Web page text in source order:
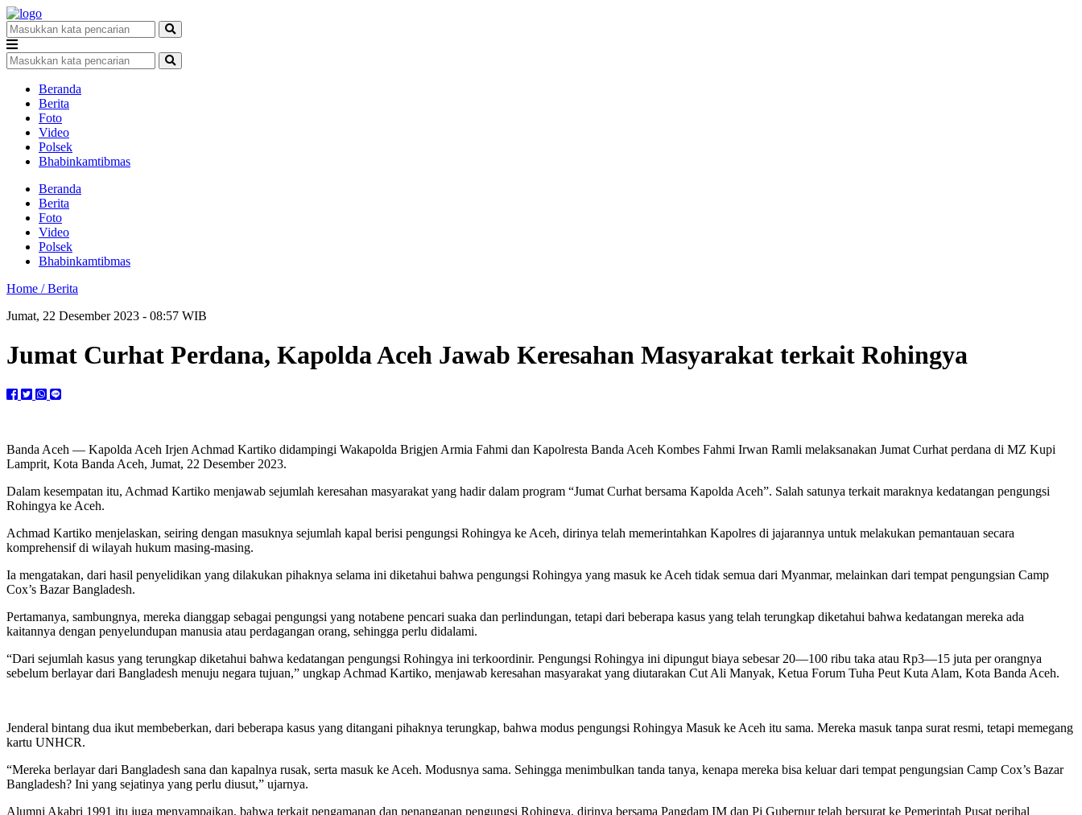
Beranda
Berita
Foto
Video
Polsek
Bhabinkamtibmas
Beranda
Berita
Foto
Video
Polsek
Bhabinkamtibmas
Home /Berita
Jumat, 22 Desember 2023 - 08:57 WIB
Jumat Curhat Perdana, Kapolda Aceh Jawab Keresahan Masyarakat terkait Rohingya
Banda Aceh — Kapolda Aceh Irjen Achmad Kartiko didampingi Wakapolda Brigjen Armia Fahmi dan Kapolresta Banda Aceh Kombes Fahmi Irwan Ramli melaksanakan Jumat Curhat perdana di MZ Kupi
Lamprit, Kota Banda Aceh, Jumat, 22 Desember 2023.
Dalam kesempatan itu, Achmad Kartiko menjawab sejumlah keresahan masyarakat yang hadir dalam program “Jumat Curhat bersama Kapolda Aceh”. Salah satunya terkait maraknya kedatangan pengungsi
Rohingya ke Aceh.
Achmad Kartiko menjelaskan, seiring dengan masuknya sejumlah kapal berisi pengungsi Rohingya ke Aceh, dirinya telah memerintahkan Kapolres di jajarannya untuk melakukan pemantauan secara
komprehensif di wilayah hukum masing-masing.
Ia mengatakan, dari hasil penyelidikan yang dilakukan pihaknya selama ini diketahui bahwa pengungsi Rohingya yang masuk ke Aceh tidak semua dari Myanmar, melainkan dari tempat pengungsian Camp
Cox’s Bazar Bangladesh.
Pertamanya, sambungnya, mereka dianggap sebagai pengungsi yang notabene pencari suaka dan perlindungan, tetapi dari beberapa kasus yang telah terungkap diketahui bahwa kedatangan mereka ada
kaitannya dengan penyelundupan manusia atau perdagangan orang, sehingga perlu didalami.
“Dari sejumlah kasus yang terungkap diketahui bahwa kedatangan pengungsi Rohingya ini terkoordinir. Pengungsi Rohingya ini dipungut biaya sebesar 20—100 ribu taka atau Rp3—15 juta per orangnya
sebelum berlayar dari Bangladesh menuju negara tujuan,” ungkap Achmad Kartiko, menjawab keresahan masyarakat yang diutarakan Cut Ali Manyak, Ketua Forum Tuha Peut Kuta Alam, Kota Banda Aceh.
Jenderal bintang dua ikut membeberkan, dari beberapa kasus yang ditangani pihaknya terungkap, bahwa modus pengungsi Rohingya Masuk ke Aceh itu sama. Mereka masuk tanpa surat resmi, tetapi memegang
kartu UNHCR.
“Mereka berlayar dari Bangladesh sana dan kapalnya rusak, serta masuk ke Aceh. Modusnya sama. Sehingga menimbulkan tanda tanya, kenapa mereka bisa keluar dari tempat pengungsian Camp Cox’s Bazar
Bangladesh? Ini yang sejatinya yang perlu diusut,” ujarnya.
Alumni Akabri 1991 itu juga menyampaikan, bahwa terkait pengamanan dan penanganan pengungsi Rohingya, dirinya bersama Pangdam IM dan Pj Gubernur telah bersurat ke Pemerintah Pusat perihal